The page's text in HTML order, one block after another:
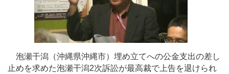
泡瀬干潟（沖縄県沖縄市）埋め立てへの公金支出の差し
止めを求めた泡瀬干潟2次訴訟が最高裁で上告を退けられ